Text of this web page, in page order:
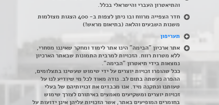
והתיאטרון העברי והישראלי בכלל.
חדר הצפייה מרווח ובו ניתן לצפות ב- 400 הצגות מצולמות
משנות השבעים והלאה (בתיאום מראש!)
תעריפון
אתר ארכיון "הבימה" הינו אתר לימוד ומחקר שאיננו מסחרי,
ללא מטרות רווח. הזכויות למרבית התמונות שבאתר הארכיון
נמצאות בידי תיאטרון "הבימה".
ככל שהופרו זכויות יוצרים על ידי שימוש שעשינו בתצלומים,
ההפרה נעשתה בתום לב. נודה מאוד לכל מי שיודיע לנו על
טעותנו ונתקנה מיד. אנו מכבדים את זכויותיהם של בעלי
זכויות יוצרים ומשקיעים מאמצים באיתורם לצורך שימוש
בחומרים המופיעים באתר, אשר הזכויות עליהן אינן ידועות על